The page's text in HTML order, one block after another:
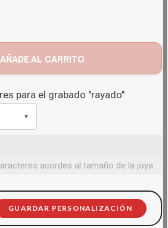
AL CARRITO
para el grabado "rayado"
▼
acordes al tamaño de la joya
GUARDAR PERSONALIZACIÓN